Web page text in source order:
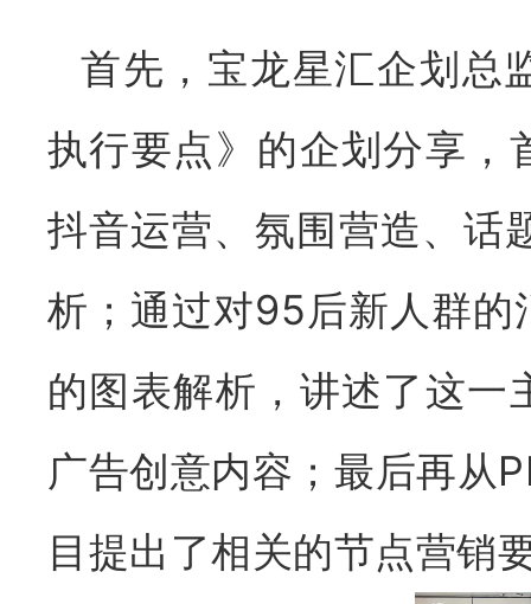
首先，宝龙星汇企划总
执行要点》的企划分享，
抖音运营、氛围营造、话
析；通过对95后新人群
的图表解析，讲述了这一
广告创意内容；最后再从
目提出了相关的节点营销